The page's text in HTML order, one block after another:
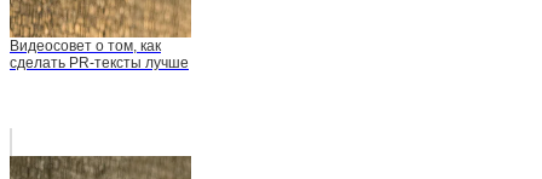
Видеосовет о том, как
сделать PR-тексты лучше